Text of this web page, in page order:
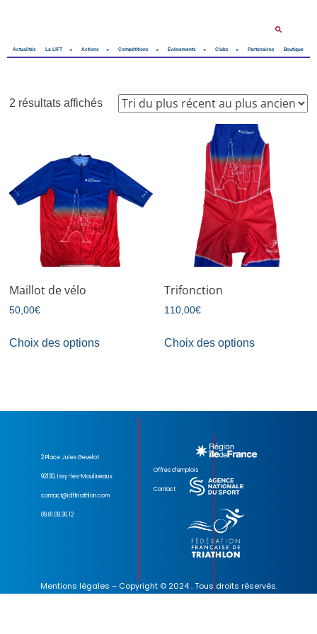
Actualités La LIFT Actions Compétitions Événements Clubs Partenaires Boutique
2 résultats affichés
Maillot de vélo
50,00€
Choix des options
Trifonction
110,00€
Choix des options
2 Place Jules Gevelot
92130, Issy-les-Moulineaux
contact@idftriathlon.com
09.81.09.36.12
Offres d’emplois
Contact
Mentions légales – Copyright © 2024 . Tous droits réservés.